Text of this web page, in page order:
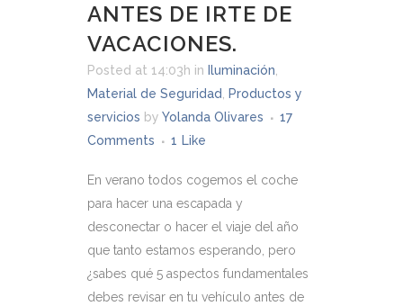
ANTES DE IRTE DE
VACACIONES.
Posted at 14:03h in Iluminación,
Material de Seguridad, Productos y
servicios by Yolanda Olivares
17
Comments
1 Like
En verano todos cogemos el coche
para hacer una escapada y
desconectar o hacer el viaje del año
que tanto estamos esperando, pero
¿sabes qué 5 aspectos fundamentales
debes revisar en tu vehículo antes de